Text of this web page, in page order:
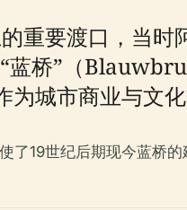
重要渡口，当时
蓝桥”（
城市商业与文
了19世纪后期现今蓝桥的